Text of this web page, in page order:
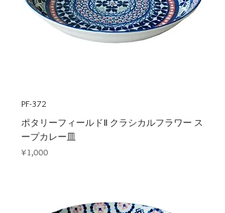
PF-372
ポタリーフィールドⅡ クラシカルフラワー ス
ープカレー皿
Price
¥1,000